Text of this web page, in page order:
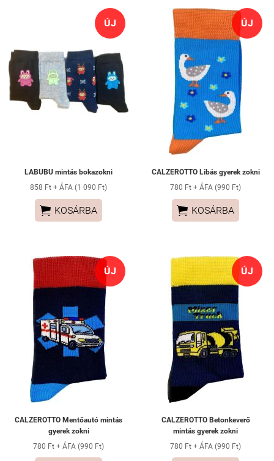
ÚJ
LABUBU mintás bokazokni
858 Ft + ÁFA (1 090 Ft)
 KOSÁRBA
ÚJ
CALZEROTTO Libás gyerek zokni
780 Ft + ÁFA (990 Ft)
 KOSÁRBA
ÚJ
CALZEROTTO Mentőautó mintás
gyerek zokni
780 Ft + ÁFA (990 Ft)
ÚJ
CALZEROTTO Betonkeverő
mintás gyerek zokni
780 Ft + ÁFA (990 Ft)